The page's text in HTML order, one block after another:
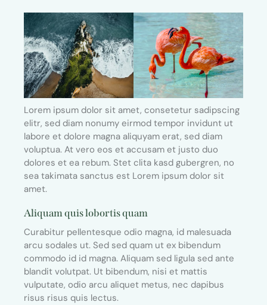
Lorem ipsum dolor sit amet, consetetur sadipscing
elitr, sed diam nonumy eirmod tempor invidunt ut
labore et dolore magna aliquyam erat, sed diam
voluptua. At vero eos et accusam et justo duo
dolores et ea rebum. Stet clita kasd gubergren, no
sea takimata sanctus est Lorem ipsum dolor sit
amet.
Aliquam quis lobortis quam
Curabitur pellentesque odio magna, id malesuada
arcu sodales ut. Sed sed quam ut ex bibendum
commodo id id magna. Aliquam sed ligula sed ante
blandit volutpat. Ut bibendum, nisi et mattis
vulputate, odio arcu aliquet metus, nec dapibus
risus risus quis lectus.